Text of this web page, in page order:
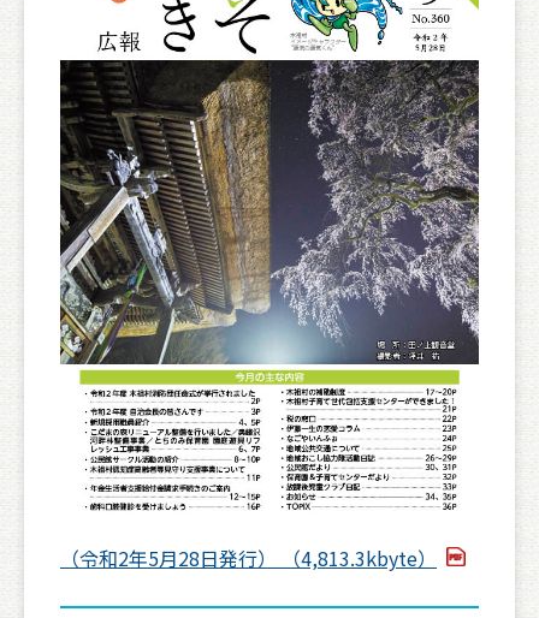
（令和2年5月28日発行） （4,813.3kbyte）